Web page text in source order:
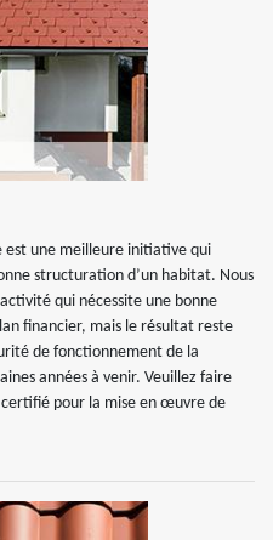
une meilleure initiative qui
structuration d’un habitat. Nous
qui nécessite une bonne
financier, mais le résultat reste
de fonctionnement de la
années à venir. Veuillez faire
pour la mise en œuvre de